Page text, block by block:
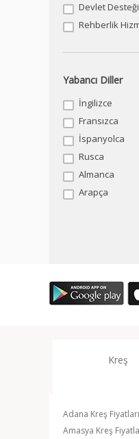
Devlet Desteği
Rehberlik
Yabancı Diller
İngilizce
Fransızca
İspanyolca
Rusca
Almanca
Arapça
Kreş
Adana Kreş Fiyatları
Amasya Kreş